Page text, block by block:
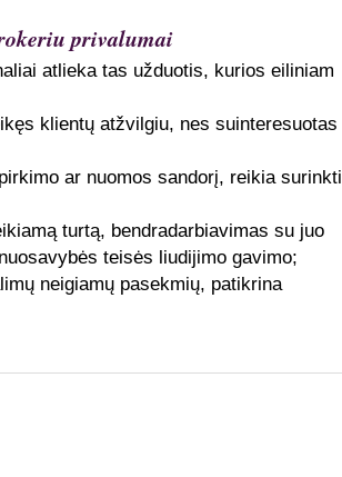
privalumai
atlieka tas užduotis, kurios eiliniam
klientų atžvilgiu, nes suinteresuotas
ar nuomos sandorį, reikia surinkti
turtą, bendradarbiavimas su juo
teisės liudijimo gavimo;
neigiamų pasekmių, patikrina